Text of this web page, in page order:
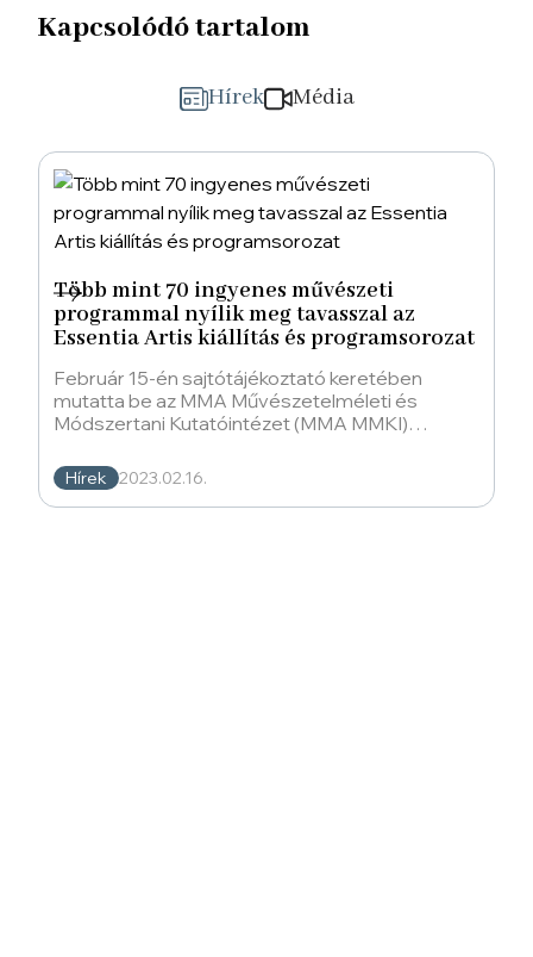
Kapcsolódó tartalom
Hírek Média
Több mint 70 ingyenes művészeti
programmal nyílik meg tavasszal az
Essentia Artis kiállítás és programsorozat
Február 15-én sajtótájékoztató keretében
mutatta be az MMA Művészetelméleti és
Módszertani Kutatóintézet (MMA MMKI)
Hírek 2023.02.16.